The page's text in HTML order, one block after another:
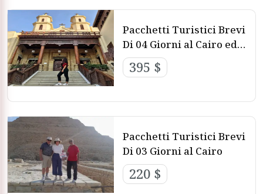
Pacchetti Turistici Brevi
Di 04 Giorni al Cairo ed
Alessandria
395 $
Pacchetti Turistici Brevi
Di 03 Giorni al Cairo
220 $